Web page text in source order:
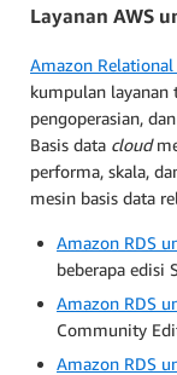
Layanan AWS
Amazon Relational
kumpulan layanan
pengoperasian,
Basis data cloud
performa, skala,
mesin basis data
Amazon RDS
beberapa edisi
Amazon RDS
Community
Amazon RDS